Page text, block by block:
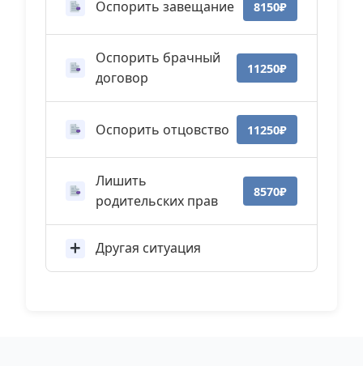
Оспорить завещание 8150₽
Оспорить брачный
договор
11250₽
Оспорить отцовство 11250₽
Лишить
родительских прав
8570₽
Другая ситуация